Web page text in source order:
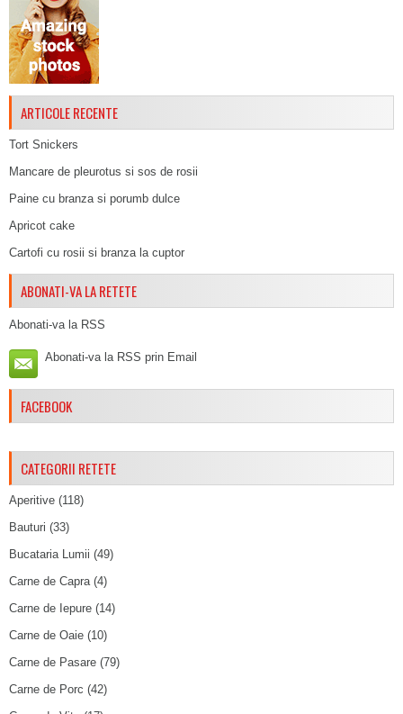
ARTICOLE RECENTE
Tort Snickers
Mancare de pleurotus si sos de rosii
Paine cu branza si porumb dulce
Apricot cake
Cartofi cu rosii si branza la cuptor
ABONATI-VA LA RETETE
Abonati-va la RSS
Abonati-va la RSS prin Email
FACEBOOK
CATEGORII RETETE
Aperitive (118)
Bauturi (33)
Bucataria Lumii (49)
Carne de Capra(4)
Carne de Iepure (14)
Carne de Oaie (10)
Carne de Pasare (79)
Carne de Porc (42)